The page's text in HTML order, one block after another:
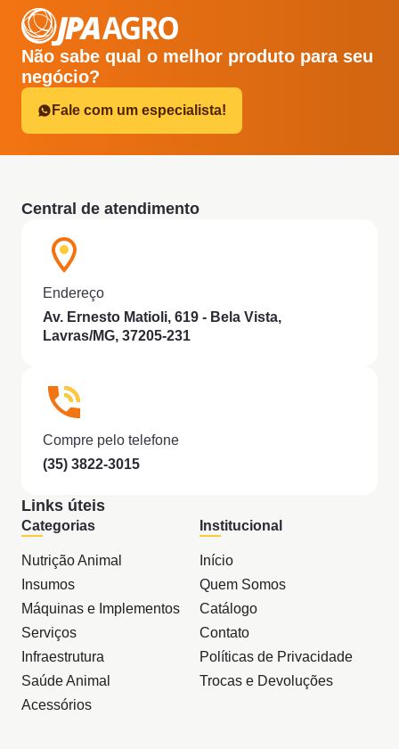
Não sabe qual o melhor produto para seu
negócio?
Fale com um especialista!
Central de atendimento
Endereço
Av. Ernesto Matioli, 619 - Bela Vista,
Lavras/MG, 37205-231
Compre pelo telefone
(35) 3822-3015
Links úteis
Categorias
Nutrição Animal
Insumos
Máquinas e Implementos
Serviços
Infraestrutura
Saúde Animal
Acessórios
Institucional
Início
Quem Somos
Catálogo
Contato
Políticas de Privacidade
Trocas e Devoluções